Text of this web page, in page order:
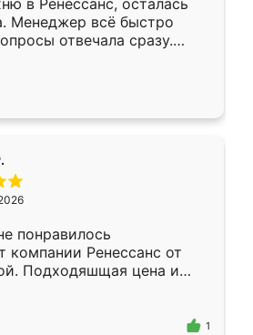
в Ренессанс, осталась
Менеджер всё быстро
отвечала сразу.
в субботу, подошёл к
Собрали
аккуратно, даже
понравилось
компании Ренессанс от
Подходяшщая цена и
изготовления. Приехавший
Владислав
эскизу самый
1